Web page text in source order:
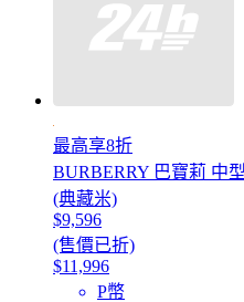
最高享8折
BURBERRY 巴寶莉 中
(典藏米)
$9,596
(售價已折)
$11,996
P幣